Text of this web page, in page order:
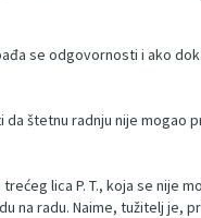
se odgovornosti i ako
štetnu radnju nije mogao
lica P. T., koja se nije
radu. Naime, tužitelj je,